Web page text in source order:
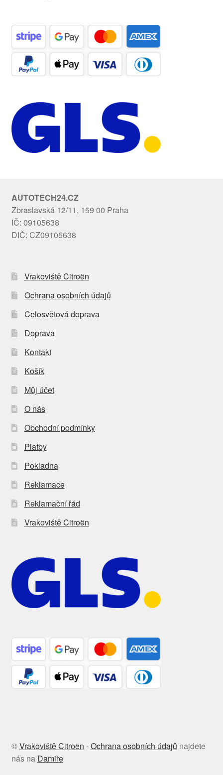
AUTOTECH24.CZ
Zbraslavská 12/11, 159 00 Praha
IČ: 09105638
DIČ: CZ09105638
Vrakoviště Citroën
Ochrana osobních údajů
Celosvětová doprava
Doprava
Kontakt
Košík
Můj účet
O nás
Obchodní podmínky
Platby
Pokladna
Reklamace
Reklamační řád
Vrakoviště Citroën
©Vrakoviště Citroën -Ochrana osobních údajů najdete
nás na Damiře